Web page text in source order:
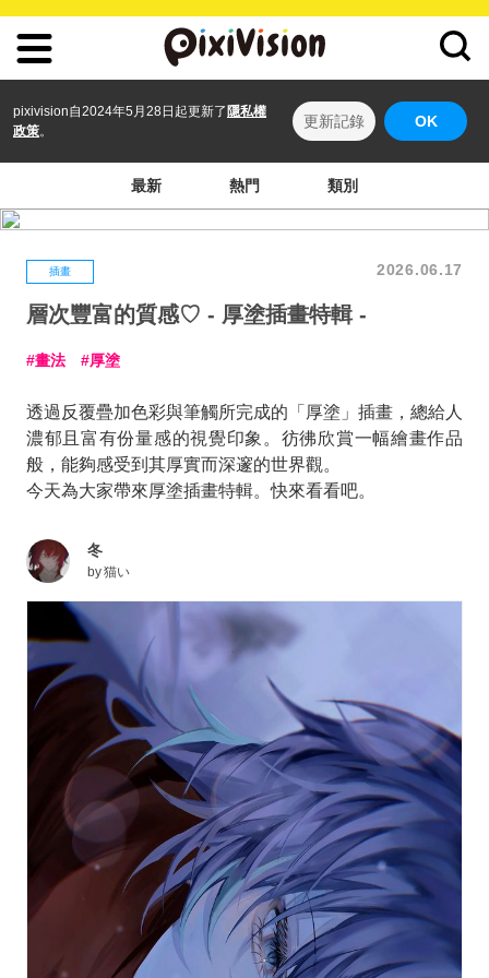
pixivision自2024年5月28日起更新了 隱私權
政策。
更新記錄 OK
最新 熱門 類別
插畫 2026.06.17
層次豐富的質感♡ - 厚塗插畫特輯 -
畫法 厚塗
透過反覆疊加色彩與筆觸所完成的「厚塗」插畫，總給人
濃郁且富有份量感的視覺印象。彷彿欣賞一幅繪畫作品
般，能夠感受到其厚實而深邃的世界觀。
今天為大家帶來厚塗插畫特輯。快來看看吧。
冬
by猫い